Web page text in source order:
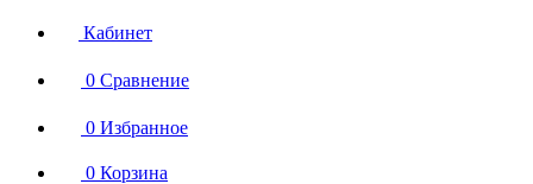
Кабинет
0 Сравнение
0 Избранное
0 Корзина